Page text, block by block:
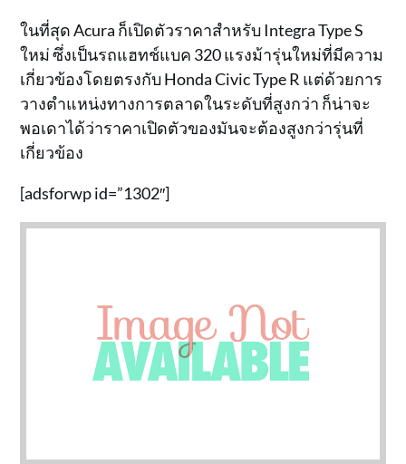
ในที่สุด Acura ก็เปิดตัวราคาสำหรับ Integra Type S
ใหม่ ซึ่งเป็นรถแฮทช์แบค 320 แรงม้ารุ่นใหม่ที่มีความ
เกี่ยวข้องโดยตรงกับ Honda Civic Type R แต่ด้วยการ
วางตำแหน่งทางการตลาดในระดับที่สูงกว่า ก็น่าจะ
พอเดาได้ว่าราคาเปิดตัวของมันจะต้องสูงกว่ารุ่นที่
เกี่ยวข้อง
[adsforwp id=”1302″]